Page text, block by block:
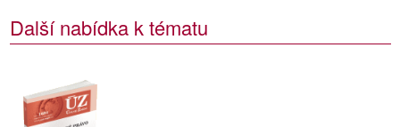
Další nabídka k tématu